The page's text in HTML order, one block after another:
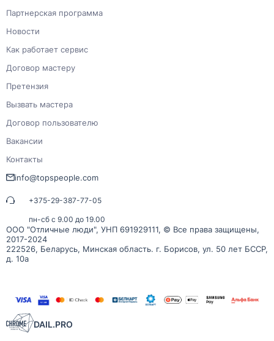
ООО "Отличные люди", УНП 691929111, © Все права защищены,
2017-2024
222526, Беларусь, Минская область. г. Борисов, ул. 50 лет БССР,
д. 10а
Партнерская программа
Новости
Как работает сервис
Договор мастеру
Претензия
Вызвать мастера
Договор пользователю
Вакансии
Контакты
info@topspeople.com
+375-29-387-77-05
пн-сб с 9.00 до 19.00
DAIL.PRO